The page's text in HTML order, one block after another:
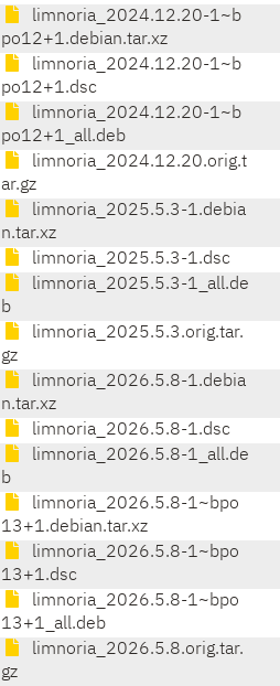
limnoria_2024.12.20-1~b
po12+1.debian.tar.xz
limnoria_2024.12.20-1~b
po12+1.dsc
limnoria_2024.12.20-1~b
po12+1_all.deb
limnoria_2024.12.20.orig.t
ar.gz
limnoria_2025.5.3-1.debia
n.tar.xz
limnoria_2025.5.3-1.dsc
limnoria_2025.5.3-1_all.de
b
limnoria_2025.5.3.orig.tar.
gz
limnoria_2026.5.8-1.debia
n.tar.xz
limnoria_2026.5.8-1.dsc
limnoria_2026.5.8-1_all.de
b
limnoria_2026.5.8-1~bpo
13+1.debian.tar.xz
limnoria_2026.5.8-1~bpo
13+1.dsc
limnoria_2026.5.8-1~bpo
13+1_all.deb
limnoria_2026.5.8.orig.tar.
gz